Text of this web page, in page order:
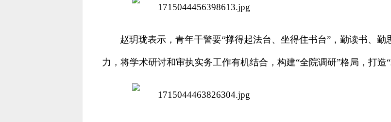
赵玥珑表示，青年干警要“撑得起法台、坐得住书台”，勤读书、
力，将学术研讨和审执实务工作有机结合，构建“全院调研”格局，打造“